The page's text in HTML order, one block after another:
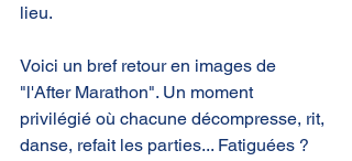
lieu.
Voici un bref retour en images de
"l'After Marathon". Un moment
privilégié où chacune décompresse, rit,
danse, refait les parties... Fatiguées ?